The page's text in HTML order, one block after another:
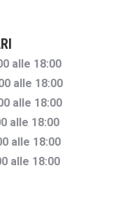
alle 18:00
alle 18:00
alle 18:00
alle 18:00
alle 18:00
alle 18:00